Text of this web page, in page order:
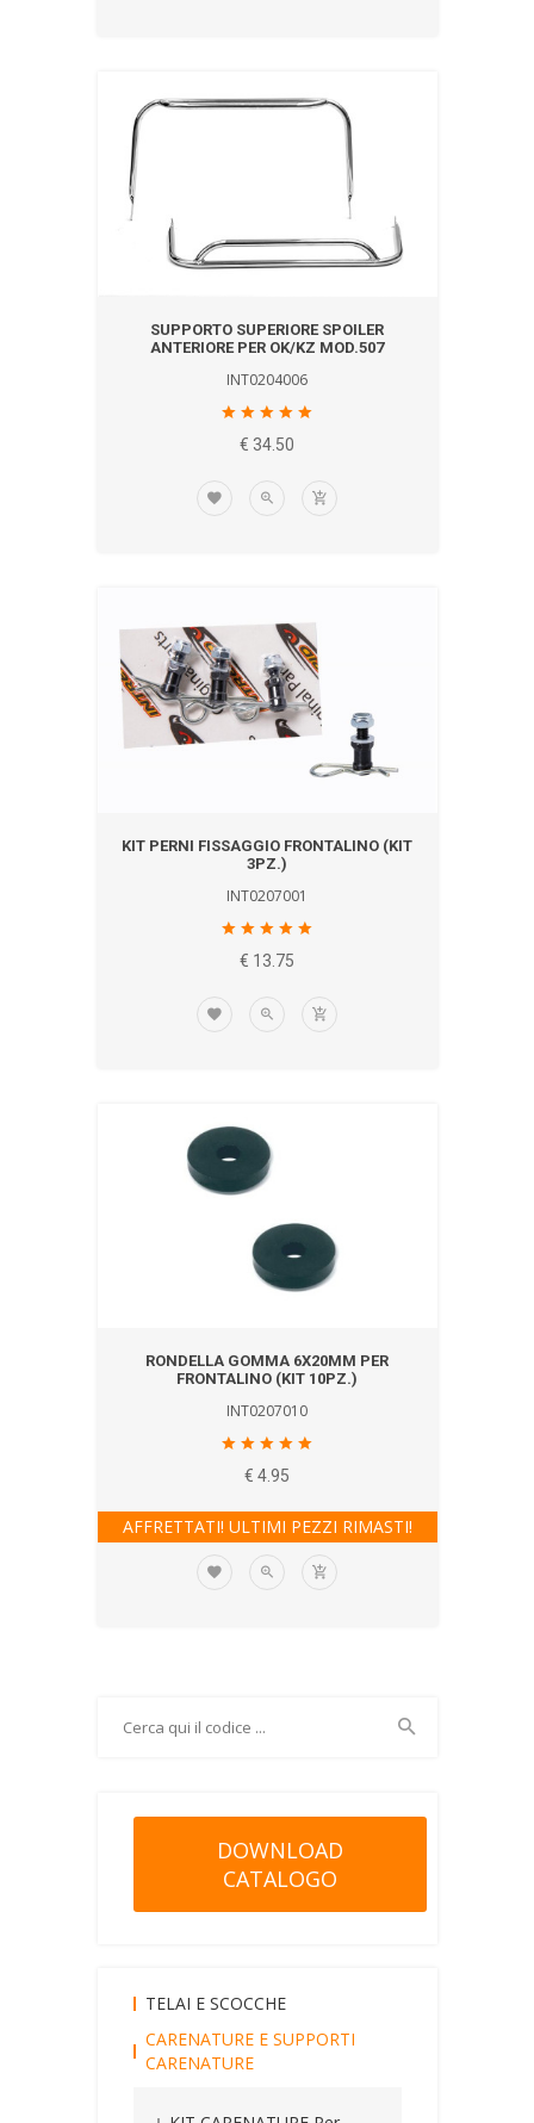
SUPPORTO SUPERIORE SPOILER
ANTERIORE PER OK/KZ MOD.507
INT0204006
€ 34.50
KIT PERNI FISSAGGIO FRONTALINO (KIT
3PZ.)
INT0207001
€ 13.75
RONDELLA GOMMA 6X20MM PER
FRONTALINO (KIT 10PZ.)
INT0207010
€ 4.95
AFFRETTATI! ULTIMI PEZZI RIMASTI!
DOWNLOAD
CATALOGO
TELAI E SCOCCHE
CARENATURE E SUPPORTI
CARENATURE